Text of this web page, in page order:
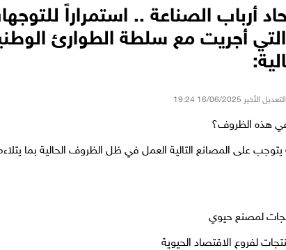
أرباب الصناعة .. استمراراً
أجريت مع سلطة الطوارئ
التعديل الأخير 16/06/2025 19:24
هذه الظروف؟
على المصانع التالية العمل في ظل الظروف الحالية بما
لمصنع حيوي
لفروع الاقتصاد الحيوية